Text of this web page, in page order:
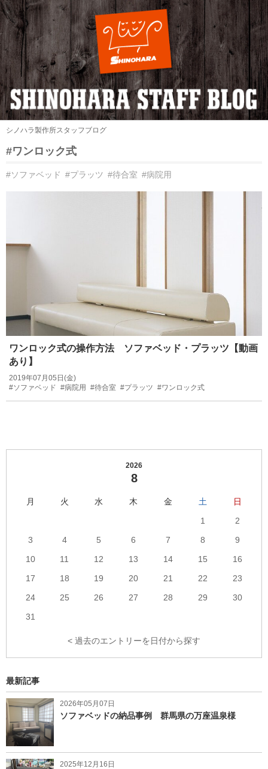
シノハラ製作所スタッフブログ
#ワンロック式
#ソファベッド #プラッツ #待合室 #病院用
ワンロック式の操作方法 ソファベッド・プラッツ【動画
あり】
2019年07月05日(金)
#ソファベッド #病院用 #待合室 #プラッツ #ワンロック式
2026
8
月 火 水 木 金 土
日
1
2
3
4 5 6 7 8
9
10
11 12 13 14 15
16
17
18 19 20 21 22
23
24
25 26 27 28 29
30
31
< 過去のエントリーを日付から探す
最新記事
2026年05月07日
ソファベッドの納品事例 群馬県の万座温泉様
2025年12月16日